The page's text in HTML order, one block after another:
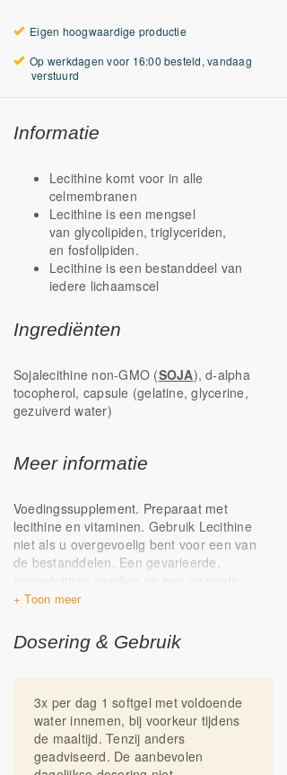
Eigen hoogwaardige productie
Op werkdagen voor 16:00 besteld, vandaag
verstuurd
Informatie
Lecithine komt voor in alle
celmembranen
Lecithine is een mengsel
van glycolipiden, triglyceriden,
en fosfolipiden.
Lecithine is een bestanddeel van
iedere lichaamscel
Ingrediënten
Sojalecithine non-GMO (SOJA), d-alpha
tocopherol, capsule (gelatine, glycerine,
gezuiverd water)
Meer informatie
Voedingssupplement. Preparaat met
lecithine en vitaminen. Gebruik Lecithine
niet als u overgevoelig bent voor een van
de bestanddelen. Een gevarieerde,
evenwichtige voeding en een gezonde
leefstijl zijn belangrijk.
voor een gevarieerde voeding.
Raadpleeg voor gebruik een deskundige in
bewaren. Droog en op kamertemperatuur
bewaren.
Geproduceerd in Nederland.
Dosering & Gebruik
3x per dag 1 softgel met voldoende
water innemen, bij voorkeur tijdens
de maaltijd. Tenzij anders
geadviseerd. De aanbevolen